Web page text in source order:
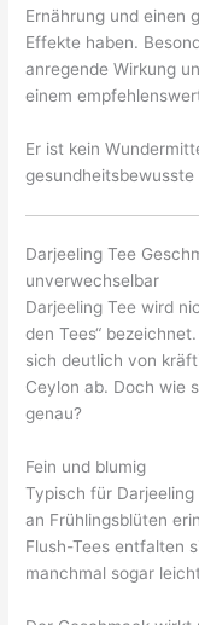
Ernährung und einen
Effekte haben.
anregende Wirkung
einem
Er ist kein
gesundheitsbewusste
Darjeeling Tee
unverwechselbar
Darjeeling Tee wird
den Tees“
sich deutlich von
Ceylon ab. Doch wie
genau?
Fein und blumig
Typisch für
an Frühlingsblüten
Flush-Tees entfalten
manchmal sogar